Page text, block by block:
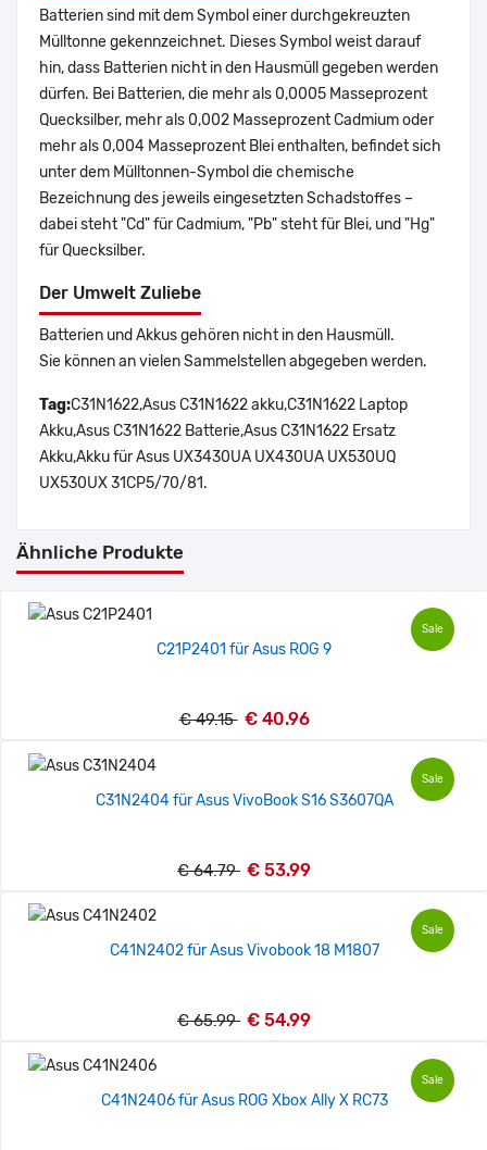
Batterien sind mit dem Symbol einer durchgekreuzten
Mülltonne gekennzeichnet. Dieses Symbol weist darauf
hin, dass Batterien nicht in den Hausmüll gegeben werden
dürfen. Bei Batterien, die mehr als 0,0005 Masseprozent
Quecksilber, mehr als 0,002 Masseprozent Cadmium oder
mehr als 0,004 Masseprozent Blei enthalten, befindet sich
unter dem Mülltonnen-Symbol die chemische
Bezeichnung des jeweils eingesetzten Schadstoffes –
dabei steht "Cd" für Cadmium, "Pb" steht für Blei, und "Hg"
für Quecksilber.
Der Umwelt Zuliebe
Batterien und Akkus gehören nicht in den Hausmüll.
Sie können an vielen Sammelstellen abgegeben werden.
Tag:C31N1622,Asus C31N1622 akku,C31N1622 Laptop
Akku,Asus C31N1622 Batterie,Asus C31N1622 Ersatz
Akku,Akku für Asus UX3430UA UX430UA UX530UQ
UX530UX 31CP5/70/81.
Ähnliche Produkte
Sale
C21P2401 für Asus ROG 9
€ 49.15 € 40.96
Sale
C31N2404 für Asus VivoBook S16 S3607QA
€ 64.79 € 53.99
Sale
C41N2402 für Asus Vivobook 18 M1807
€ 65.99 € 54.99
Sale
C41N2406 für Asus ROG Xbox Ally X RC73